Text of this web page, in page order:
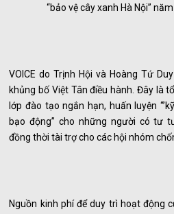
“bảo vệ cây xanh Hà Nội”
VOICE do Trịnh Hội và Hoàng Tứ
khủng bố Việt Tân điều hành. Đây là
lớp đào tạo ngắn hạn, huấn luyện
bạo động” cho những người có tư
đồng thời tài trợ cho các hội nhóm
Nguồn kinh phí để duy trì hoạt động